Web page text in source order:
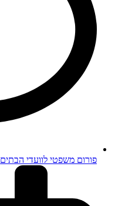
פורום משפטי לוועדי הבתים